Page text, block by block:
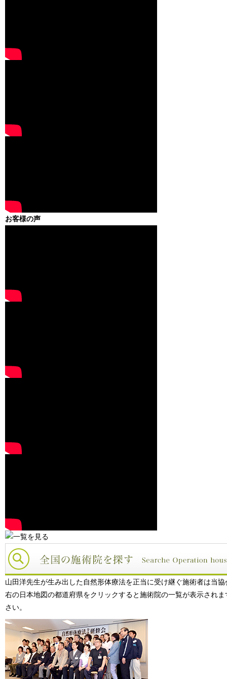
お客様の声
山田洋先生が生み出した自然形体療法を正当に受け継ぐ施術者は当
右の日本地図の都道府県をクリックすると施術院の一覧が表示され
さい。